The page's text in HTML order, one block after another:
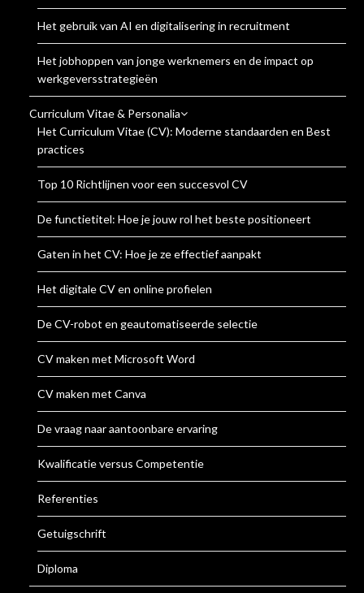
Het gebruik van AI en digitalisering in recruitment
Het jobhoppen van jonge werknemers en de impact op
werkgeversstrategieën
Curriculum Vitae & Personalia
Het Curriculum Vitae (CV): Moderne standaarden en Best
practices
Top 10 Richtlijnen voor een succesvol CV
De functietitel: Hoe je jouw rol het beste positioneert
Gaten in het CV: Hoe je ze effectief aanpakt
Het digitale CV en online profielen
De CV-robot en geautomatiseerde selectie
CV maken met Microsoft Word
CV maken met Canva
De vraag naar aantoonbare ervaring
Kwalificatie versus Competentie
Referenties
Getuigschrift
Diploma